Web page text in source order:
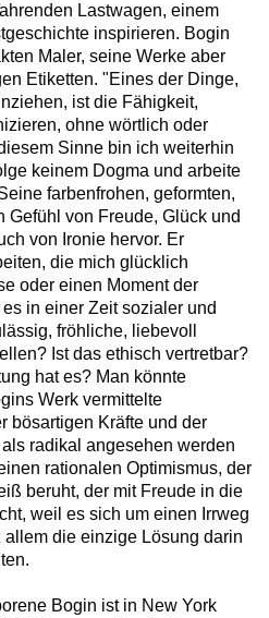
Lastwagen, einem
inspirieren. Bogin
Maler, seine Werke aber
Etiketten. "Eines der Dinge,
ist die Fähigkeit,
ohne wörtlich oder
Sinne bin ich weiterhin
keinem Dogma und arbeite
farbenfrohen, geformten,
Gefühl von Freude, Glück und
von Ironie hervor. Er
die mich glücklich
oder einen Moment der
in einer Zeit sozialer und
fröhliche, liebevoll
Ist das ethisch vertretbar?
hat es? Man könnte
Werk vermittelte
bösartigen Kräfte und der
radikal angesehen werden
rationalen Optimismus, der
beruht, der mit Freude in die
weil es sich um einen Irrweg
die einzige Lösung darin
Bogin ist in New York